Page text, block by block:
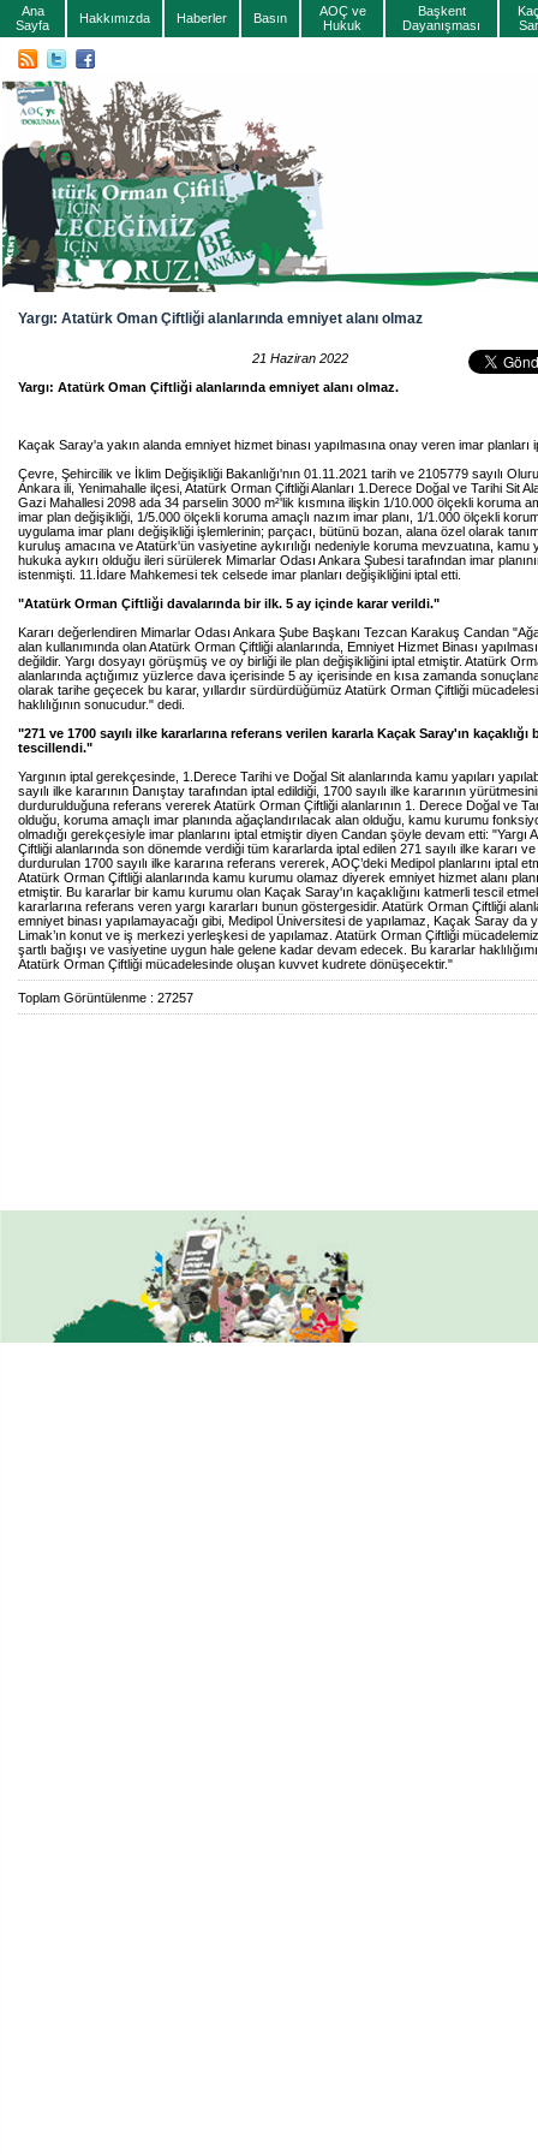
Ana
Sayfa
Hakkımızda Haberler Basın
AOÇ ve
Hukuk
Başkent
Dayanışması
Yargı: Atatürk Oman Çiftliği alanlarında emniyet alanı olmaz
21 Haziran 2022
Yargı: Atatürk Oman Çiftliği alanlarında emniyet alanı olmaz.
Kaçak Saray'a yakın alanda emniyet hizmet binası yapılmasına onay veren imar planları
Çevre, Şehircilik ve İklim Değişikliği Bakanlığı'nın 01.11.2021 tarih ve 2105779 sayılı
Ankara ili, Yenimahalle ilçesi, Atatürk Orman Çiftliği Alanları 1.Derece Doğal ve Tarihi Sit
Gazi Mahallesi 2098 ada 34 parselin 3000 m²'lik kısmına ilişkin 1/10.000 ölçekli koruma
imar plan değişikliği, 1/5.000 ölçekli koruma amaçlı nazım imar planı, 1/1.000 ölçekli
uygulama imar planı değişikliği işlemlerinin; parçacı, bütünü bozan, alana özel olarak
kuruluş amacına ve Atatürk'ün vasiyetine aykırılığı nedeniyle koruma mevzuatına, kamu
hukuka aykırı olduğu ileri sürülerek Mimarlar Odası Ankara Şubesi tarafından imar
istenmişti. 11.İdare Mahkemesi tek celsede imar planları değişikliğini iptal etti.
"Atatürk Orman Çiftliği davalarında bir ilk. 5 ay içinde karar verildi."
Kararı değerlendiren Mimarlar Odası Ankara Şube Başkanı Tezcan Karakuş Candan
alan kullanımında olan Atatürk Orman Çiftliği alanlarında, Emniyet Hizmet Binası
değildir. Yargı dosyayı görüşmüş ve oy birliği ile plan değişikliğini iptal etmiştir. Atatürk
alanlarında açtığımız yüzlerce dava içerisinde 5 ay içerisinde en kısa zamanda
olarak tarihe geçecek bu karar, yıllardır sürdürdüğümüz Atatürk Orman Çiftliği
haklılığının sonucudur." dedi.
"271 ve 1700 sayılı ilke kararlarına referans verilen kararla Kaçak Saray'ın kaçaklığı
tescillendi."
Yargının iptal gerekçesinde, 1.Derece Tarihi ve Doğal Sit alanlarında kamu yapıları
sayılı ilke kararının Danıştay tarafından iptal edildiği, 1700 sayılı ilke kararının
durdurulduğuna referans vererek Atatürk Orman Çiftliği alanlarının 1. Derece Doğal ve
olduğu, koruma amaçlı imar planında ağaçlandırılacak alan olduğu, kamu kurumu
olmadığı gerekçesiyle imar planlarını iptal etmiştir diyen Candan şöyle devam etti: "Yargı
Çiftliği alanlarında son dönemde verdiği tüm kararlarda iptal edilen 271 sayılı ilke kararı
durdurulan 1700 sayılı ilke kararına referans vererek, AOÇ’deki Medipol planlarını iptal
Atatürk Orman Çiftliği alanlarında kamu kurumu olamaz diyerek emniyet hizmet alanı
etmiştir. Bu kararlar bir kamu kurumu olan Kaçak Saray'ın kaçaklığını katmerli tescil
kararlarına referans veren yargı kararları bunun göstergesidir. Atatürk Orman Çiftliği
emniyet binası yapılamayacağı gibi, Medipol Üniversitesi de yapılamaz, Kaçak Saray da
Limak’ın konut ve iş merkezi yerleşkesi de yapılamaz. Atatürk Orman Çiftliği
şartlı bağışı ve vasiyetine uygun hale gelene kadar devam edecek. Bu kararlar
Atatürk Orman Çiftliği mücadelesinde oluşan kuvvet kudrete dönüşecektir."
Toplam Görüntülenme : 27257